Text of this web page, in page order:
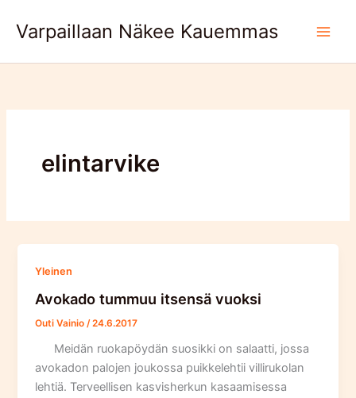
Varpaillaan Näkee Kauemmas
elintarvike
Yleinen
Avokado tummuu itsensä vuoksi
Outi Vainio /24.6.2017
Meidän ruokapöydän suosikki on salaatti, jossa
avokadon palojen joukossa puikkelehtii villirukolan
lehtiä. Terveellisen kasvisherkun kasaamisessa